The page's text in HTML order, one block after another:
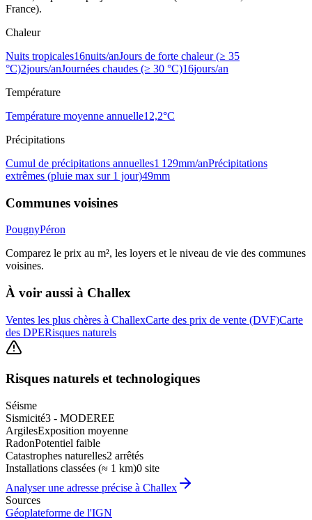
France).
Chaleur
Nuits tropicales16nuits/anJours de forte chaleur (≥ 35
°C)2jours/anJournées chaudes (≥ 30 °C)16jours/an
Température
Température moyenne annuelle12,2°C
Précipitations
Cumul de précipitations annuelles1 129mm/anPrécipitations
extrêmes (pluie max sur 1 jour)49mm
Communes voisines
PougnyPéron
Comparez le prix au m², les loyers et le niveau de vie des communes
voisines.
À voir aussi à Challex
Ventes les plus chères à ChallexCarte des prix de vente (DVF)Carte
des DPERisques naturels
Risques naturels et technologiques
Séisme
Sismicité3 - MODEREE
ArgilesExposition moyenne
RadonPotentiel faible
Catastrophes naturelles2 arrêtés
Installations classées (≈ 1 km)0 site
Analyser une adresse précise à Challex
Sources
Géoplateforme de l'IGN